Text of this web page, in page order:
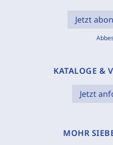
Jetzt
KATALOGE &
Jetzt
MOHR